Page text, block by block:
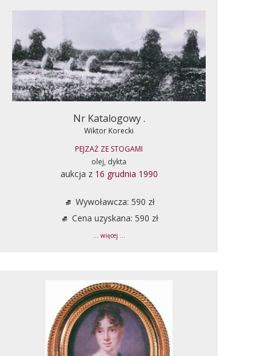
Nr Katalogowy .
Wiktor Korecki
PEJZAŻ ZE STOGAMI
olej, dykta
aukcja z 16 grudnia 1990
Wywoławcza: 590 zł
Cena uzyskana: 590 zł
... więcej ...